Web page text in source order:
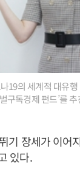
19의 세계적 대유행
구독경제 펀드’를
기 장세가 이어
있다.